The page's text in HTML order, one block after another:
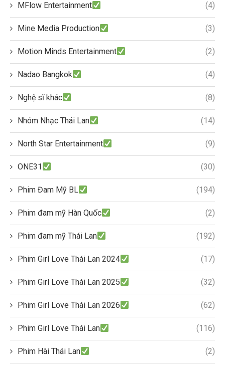
MFlow Entertainment (4)
Mine Media Production (3)
Motion Minds Entertainment (2)
Nadao Bangkok (4)
Nghệ sĩ khác (8)
Nhóm Nhạc Thái Lan (14)
North Star Entertainment (9)
ONE31 (30)
Phim Đam Mỹ BL (194)
Phim đam mỹ Hàn Quốc (2)
Phim đam mỹ Thái Lan (192)
Phim Girl Love Thái Lan 2024 (17)
Phim Girl Love Thái Lan 2025 (32)
Phim Girl Love Thái Lan 2026 (62)
Phim Girl Love Thái Lan (116)
Phim Hài Thái Lan (2)